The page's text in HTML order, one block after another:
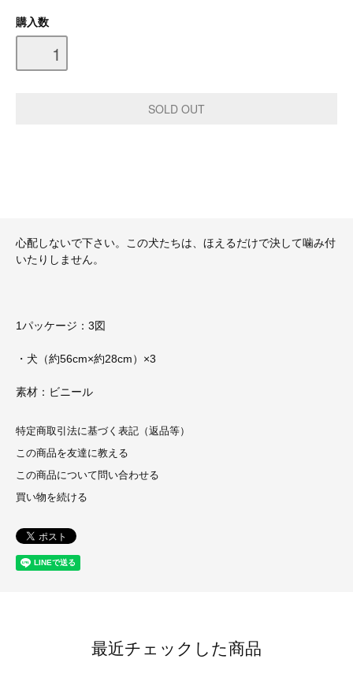
購入数
心配しないで下さい。この犬たちは、ほえるだけで決して噛み付
いたりしません。
1パッケージ：3図
・犬（約56cm×約28cm）×3
素材：ビニール
特定商取引法に基づく表記（返品等）
この商品を友達に教える
この商品について問い合わせる
買い物を続ける
最近チェックした商品